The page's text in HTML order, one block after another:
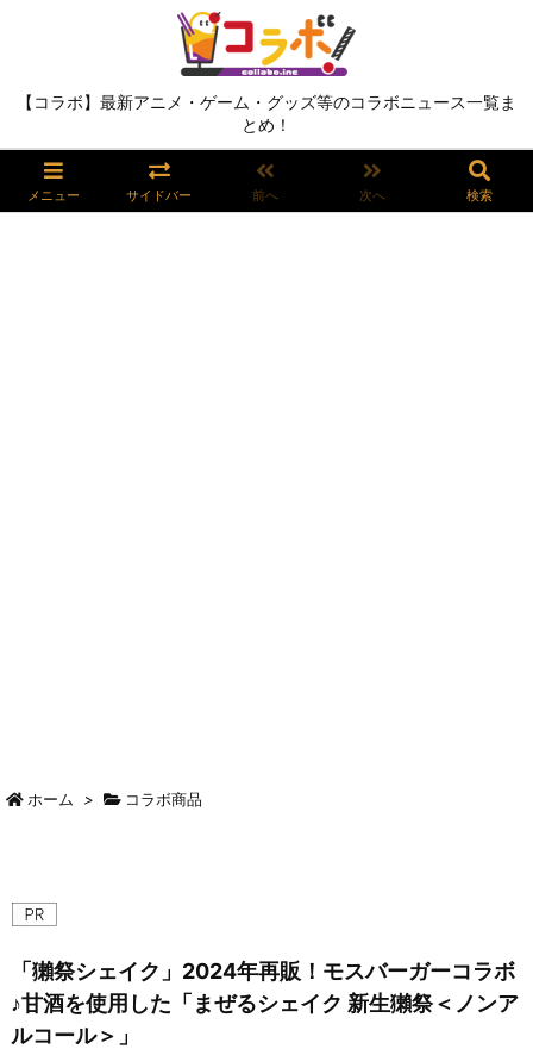
【コラボ】最新アニメ・ゲーム・グッズ等のコラボニュース一覧ま
とめ！
メニュー サイドバー 前へ 次へ 検索
ホーム > コラボ商品
「獺祭シェイク」2024年再販！モスバーガーコラボ
♪甘酒を使用した「まぜるシェイク 新生獺祭＜ノンア
ルコール＞」